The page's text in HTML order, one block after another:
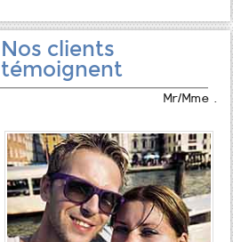
Nos clients
témoignent
Mr/Mme .